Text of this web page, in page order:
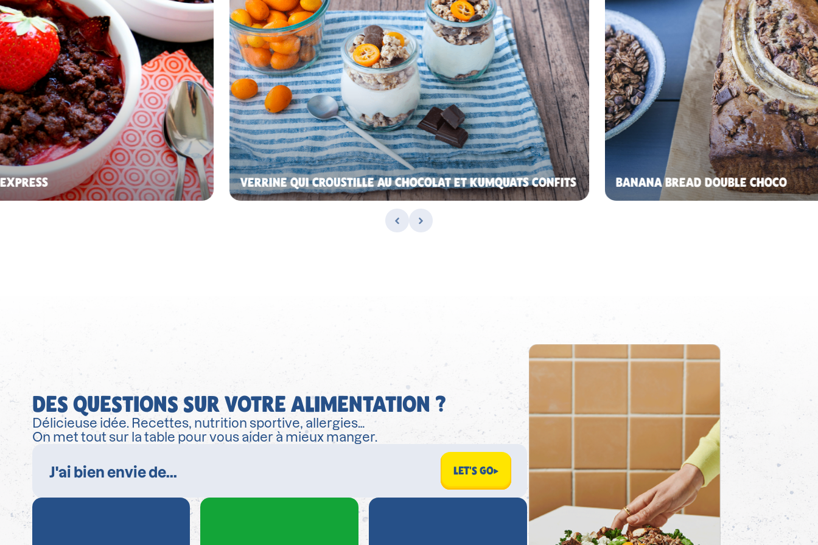
VERRINE QUI CROUSTILLE AU CHOCOLAT ET KUMQUATS CONFITS BANANA BREAD DOUBLE CHOCO
DES QUESTIONS SUR VOTRE ALIMENTATION ?
Délicieuse idée. Recettes, nutrition sportive, allergies…
On met tout sur la table pour vous aider à mieux manger.
LET'S GO